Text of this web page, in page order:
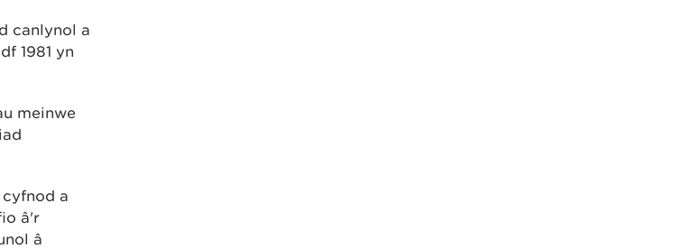
canlynol a
1981 yn
meinwe
a
â'r
â